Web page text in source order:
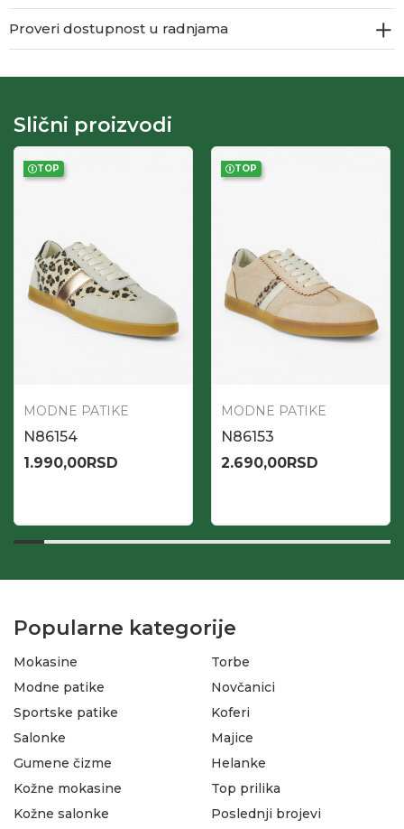
Proveri dostupnost u radnjama
Slični proizvodi
TOP
MODNE PATIKE
N86154
1.990,00RSD
TOP
MODNE PATIKE
N86153
2.690,00RSD
Popularne kategorije
Mokasine
Modne patike
Sportske patike
Salonke
Gumene čizme
Torbe
Novčanici
Koferi
Majice
Helanke
Kožne mokasine
Kožne salonke
Top prilika
Poslednji brojevi